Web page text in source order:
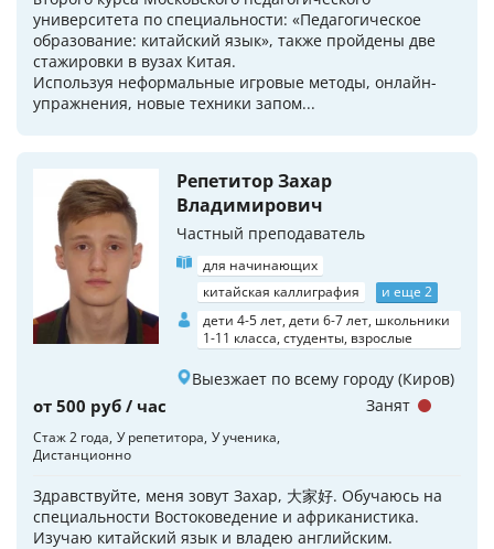
университета по специальности: «Педагогическое
образование: китайский язык», также пройдены две
стажировки в вузах Китая.
Используя неформальные игровые методы, онлайн-
упражнения, новые техники запом...
Репетитор Захар
Владимирович
Частный преподаватель
для начинающих
китайская каллиграфия
и еще 2
дети 4-5 лет, дети 6-7 лет, школьники
1-11 класса, студенты, взрослые
Выезжает по всему городу (Киров)
от 500 руб / час
Стаж 2 года У репетитора У ученика
Дистанционно
Здравствуйте, меня зовут Захар, 大家好. Обучаюсь на
специальности Востоковедение и африканистика.
Изучаю китайский язык и владею английским.
Занят